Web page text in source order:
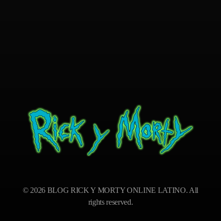
© 2026 BLOG RICK Y MORTY ONLINE LATINO. All
rights reserved.